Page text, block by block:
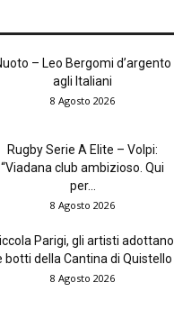
– Leo Bergomi d’argento
agli Italiani
8 Agosto 2026
Rugby Serie A Elite – Volpi:
“Viadana club ambizioso. Qui
per...
8 Agosto 2026
Parigi, gli artisti adottano
botti della Cantina di Quistello
8 Agosto 2026